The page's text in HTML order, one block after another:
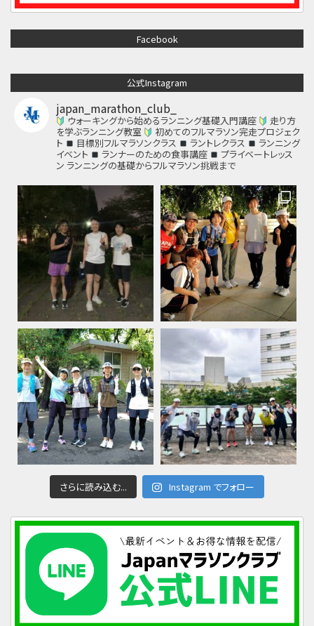
Facebook
公式Instagram
japan_marathon_club_
ウォーキングから始めるランニング基礎入門講座
走り方
を学ぶランニング教室
初めてのフルマラソン完走プロジェク
ト
目標別フルマラソンクラス ラントレクラス
ランニング
イベント
ランナーのための食事講座
プライベートレッス
ン ランニングの基礎からフルマラソン挑戦まで
さらに読み込む... Instagram でフォロー